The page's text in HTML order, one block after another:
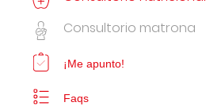
Consultorio matrona
¡Me apunto!
Faqs